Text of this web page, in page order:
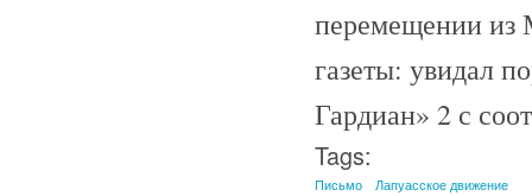
перемещении из
газеты: увидал
Гардиан» 2 с
Tags:
Письмо Лапуасское движение